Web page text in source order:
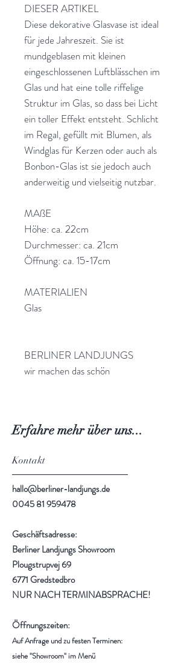
DIESER ARTIKEL
Diese dekorative Glasvase ist ideal
für jede Jahreszeit. Sie ist
mundgeblasen mit kleinen
eingeschlossenen Luftblässchen im
Glas und hat eine tolle riffelige
Struktur im Glas, so dass bei Licht
ein toller Effekt entsteht. Schlicht
im Regal, gefüllt mit Blumen, als
Windglas für Kerzen oder auch als
Bonbon-Glas ist sie jedoch auch
anderweitig und vielseitig nutzbar.
MAßE
Höhe: ca. 22cm
Durchmesser: ca. 21cm
Öffnung: ca. 15-17cm
MATERIALIEN
Glas
BERLINER LANDJUNGS
wir machen das schön
Erfahre mehr über uns...
Kontakt
hallo@berliner-landjungs.de
0045 81 959478
Geschäftsadresse:
Berliner Landjungs Showroom
Plougstrupvej 69
6771 Gredstedbro
NUR NACH TERMINABSPRACHE!
Öffnungszeiten:
Auf Anfrage und zu festen Terminen:
siehe "Showroom" im Menü